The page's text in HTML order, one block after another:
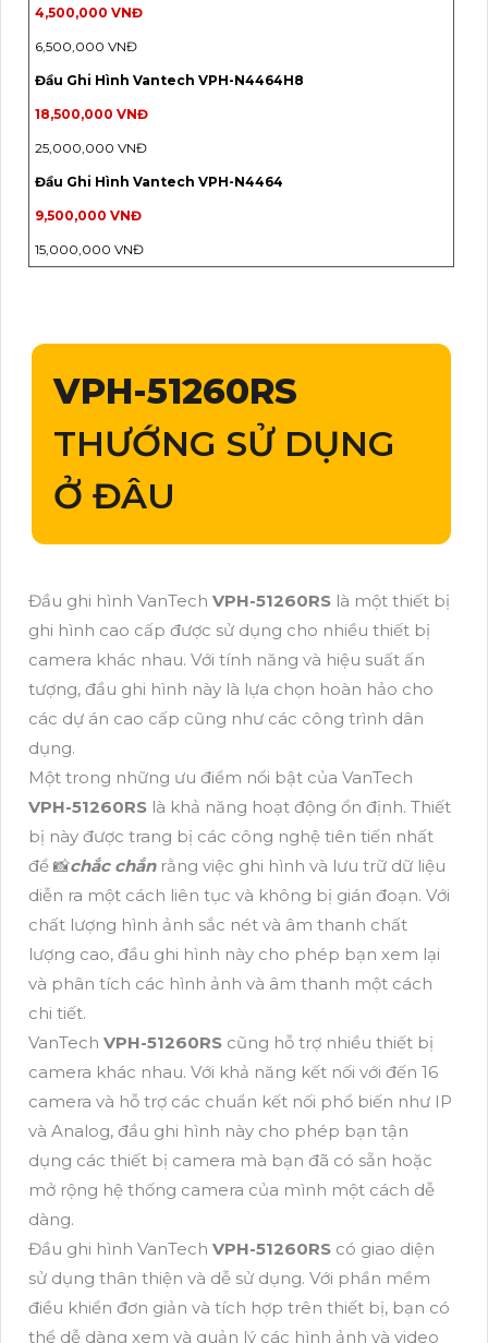
4,500,000 VNĐ
6,500,000 VNĐ
Đầu Ghi Hình Vantech VPH-N4464H8
18,500,000 VNĐ
25,000,000 VNĐ
Đầu Ghi Hình Vantech VPH-N4464
9,500,000 VNĐ
15,000,000 VNĐ
VPH-51260RS
THƯỚNG SỬ DỤNG
Ở ĐÂU
Đầu ghi hình VanTech VPH-51260RS là một thiết bị
ghi hình cao cấp được sử dụng cho nhiều thiết bị
camera khác nhau. Với tính năng và hiệu suất ấn
tượng, đầu ghi hình này là lựa chọn hoàn hảo cho
các dự án cao cấp cũng như các công trình dân
dụng.
Một trong những ưu điểm nổi bật của VanTech
VPH-51260RS là khả năng hoạt động ổn định. Thiết
bị này được trang bị các công nghệ tiên tiến nhất
để 📸chắc chắnrằng việc ghi hình và lưu trữ dữ liệu
diễn ra một cách liên tục và không bị gián đoạn. Với
chất lượng hình ảnh sắc nét và âm thanh chất
lượng cao, đầu ghi hình này cho phép bạn xem lại
và phân tích các hình ảnh và âm thanh một cách
chi tiết.
VanTech VPH-51260RS cũng hỗ trợ nhiều thiết bị
camera khác nhau. Với khả năng kết nối với đến 16
camera và hỗ trợ các chuẩn kết nối phổ biến như IP
và Analog, đầu ghi hình này cho phép bạn tận
dụng các thiết bị camera mà bạn đã có sẵn hoặc
mở rộng hệ thống camera của mình một cách dễ
dàng.
Đầu ghi hình VanTech VPH-51260RS có giao diện
sử dụng thân thiện và dễ sử dụng. Với phần mềm
điều khiển đơn giản và tích hợp trên thiết bị, bạn có
thể dễ dàng xem và quản lý các hình ảnh và video